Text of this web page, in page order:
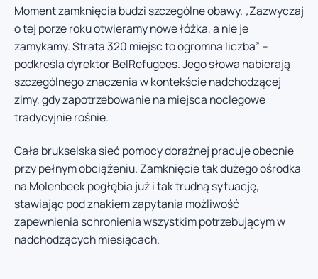
Moment zamknięcia budzi szczególne obawy. „Zazwyczaj
o tej porze roku otwieramy nowe łóżka, a nie je
zamykamy. Strata 320 miejsc to ogromna liczba” –
podkreśla dyrektor BelRefugees. Jego słowa nabierają
szczególnego znaczenia w kontekście nadchodzącej
zimy, gdy zapotrzebowanie na miejsca noclegowe
tradycyjnie rośnie.
Cała brukselska sieć pomocy doraźnej pracuje obecnie
przy pełnym obciążeniu. Zamknięcie tak dużego ośrodka
na Molenbeek pogłębia już i tak trudną sytuację,
stawiając pod znakiem zapytania możliwość
zapewnienia schronienia wszystkim potrzebującym w
nadchodzących miesiącach.